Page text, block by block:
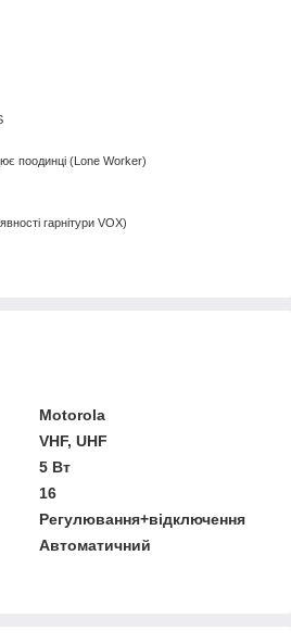
поодинці (Lone Worker)
гарнітури VOX)
Motorola
VHF, UHF
5 Вт
16
Регулювання+відключення
Автоматичний